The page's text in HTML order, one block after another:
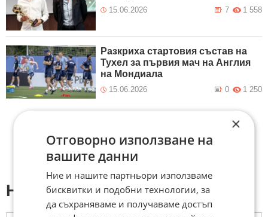
15.06.2026 1 558
7
Разкриха стартовия състав на
Тухел за първия мач на Англия
на Мондиала
15.06.2026 1 250
0
Напиши коментар:
×
Отговорно използване на
вашите данни
Ние и нашите партньори използваме
бисквитки и подобни технологии, за
да съхраняваме и получаваме достъп